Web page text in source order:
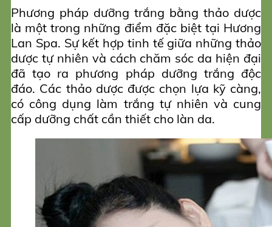
Phương pháp dưỡng trắng bằng thảo dược
là một trong những điểm đặc biệt tại Hương
Lan Spa. Sự kết hợp tinh tế giữa những thảo
dược tự nhiên và cách chăm sóc da hiện đại
đã tạo ra phương pháp dưỡng trắng độc
đáo. Các thảo dược được chọn lựa kỹ càng,
có công dụng làm trắng tự nhiên và cung
cấp dưỡng chất cần thiết cho làn da.